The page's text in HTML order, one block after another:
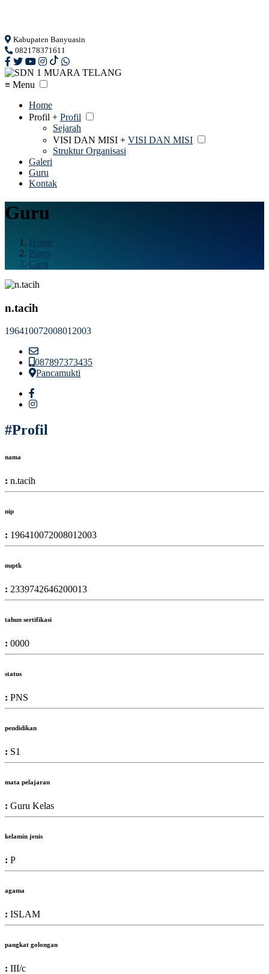
Kabupaten Banyuasin
082178371611
≡ Menu
Home
Profil + Profil
Sejarah
VISI DAN MISI + VISI DAN MISI
Struktur Organisasi
Galeri
Guru
Kontak
Guru
Home
Pages
Guru
n.tacih
196410072008012003
087897373435
Pancamukti
#Profil
nama
: n.tacih
nip
: 196410072008012003
nuptk
: 2339742646200013
tahun sertifikasi
: 0000
status
: PNS
pendidikan
: S1
mata pelajaran
: Guru Kelas
kelamin jenis
: P
agama
: ISLAM
pangkat golongan
: III/c